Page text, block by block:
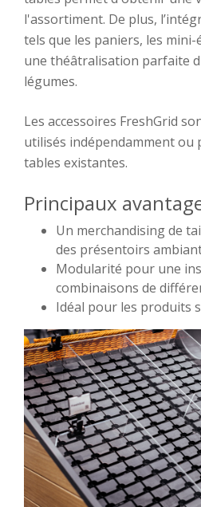
l'assortiment. De plus,
tels que les paniers, les
une théâtralisation parfaite
légumes.
Les accessoires FreshGrid
utilisés indépendamment ou
tables existantes.
Principaux
Un merchandising de
des présentoirs
Modularité pour une
combinaisons de
Idéal pour les produits